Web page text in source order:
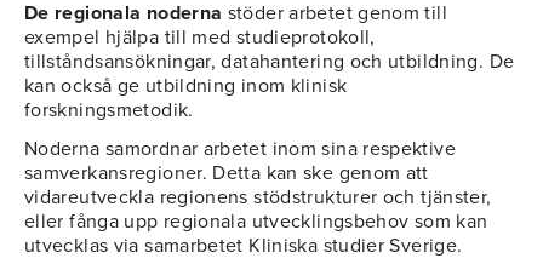
De regionala noderna stöder arbetet genom till
exempel hjälpa till med studieprotokoll,
tillståndsansökningar, datahantering och utbildning. De
kan också ge utbildning inom klinisk
forskningsmetodik.
Noderna samordnar arbetet inom sina respektive
samverkansregioner. Detta kan ske genom att
vidareutveckla regionens stödstrukturer och tjänster,
eller fånga upp regionala utvecklingsbehov som kan
utvecklas via samarbetet Kliniska studier Sverige.